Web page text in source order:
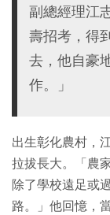
副總經理江
壽招考，得
去，他自豪
作。」
出生彰化農村，
拉拔長大。「農
除了學校遠足或
路。」他回憶，